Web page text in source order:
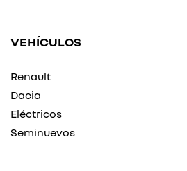
VEHÍCULOS
Renault
Dacia
Eléctricos
Seminuevos